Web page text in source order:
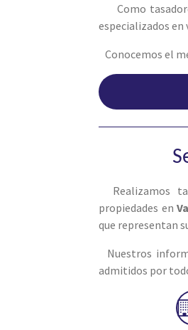
Como
especializados
Conocemos el
Realizamos
propiedades en
que representan
Nuestros
admitidos por